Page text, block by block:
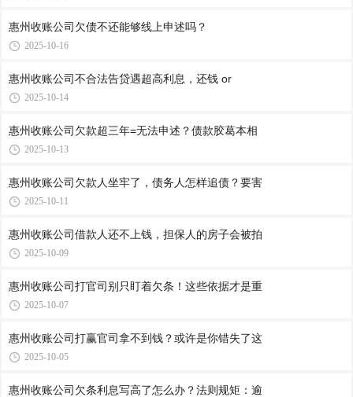
惠州收账公司​欠债不还能够线上申述吗？
2025-10-16
惠州收账公司​不合法告贷遇超高利息，还钱 or
2025-10-14
惠州收账公司​欠款超三年=无法申述？债款胶葛本相
2025-10-13
惠州收账公司​欠款人坐牢了，债务人怎样追债？要害
2025-10-11
惠州收账公司​借款人还不上钱，担保人的房子会被拍
2025-10-09
惠州收账公司​打官司别只盯着欠条！这些依据才是重
2025-10-07
惠州收账公司​打赢官司拿不到钱？或许是你错失了这
2025-10-05
惠州收账公司​欠条利息写高了怎么办？法则规矩：逾